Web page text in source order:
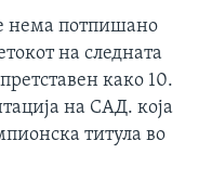
нема потпишано
на следната
како 10.
на САД. која
титула во